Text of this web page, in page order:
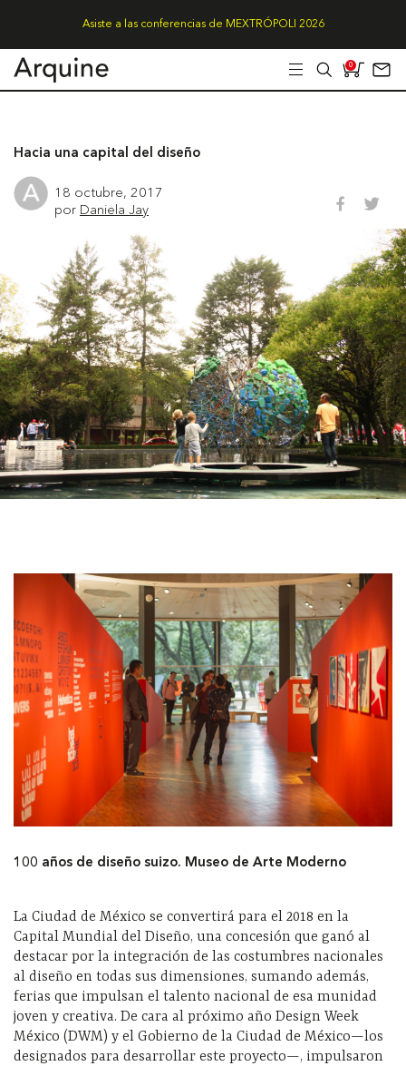
Asiste a las conferencias de MEXTRÓPOLI 2026
0
Hacia una capital del diseño
18 octubre, 2017
por Daniela Jay
100 años de diseño suizo. Museo de Arte Moderno
La Ciudad de México se convertirá para el 2018 en la
Capital Mundial del Diseño, una concesión que ganó al
destacar por la integración de las costumbres nacionales
al diseño en todas sus dimensiones, sumando además,
ferias que impulsan el talento nacional de esa munidad
joven y creativa. De cara al próximo año Design Week
México (DWM) y el Gobierno de la Ciudad de México—los
designados para desarrollar este proyecto—, impulsaron